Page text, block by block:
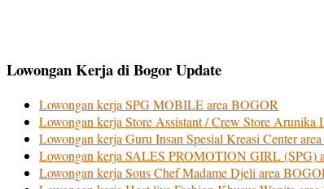
Lowongan Kerja di Bogor Update
Lowongan kerja SPG MOBILE area BOGOR
Lowongan kerja Store Assistant / Crew Store Arunika
Lowongan kerja Guru Insan Spesial Kreasi Center
Lowongan kerja SALES PROMOTION GIRL (SPG)
Lowongan kerja Sous Chef Madame Djeli area